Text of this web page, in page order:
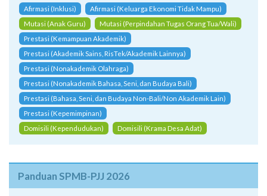
Afirmasi (Inklusi)
Afirmasi (Keluarga Ekonomi Tidak Mampu)
Mutasi (Anak Guru)
Mutasi (Perpindahan Tugas Orang Tua/Wali)
Prestasi (Kemampuan Akademik)
Prestasi (Akademik Sains, RisTek/Akademik Lainnya)
Prestasi (Nonakademik Olahraga)
Prestasi (Nonakademik Bahasa, Seni, dan Budaya Bali)
Prestasi (Bahasa, Seni, dan Budaya Non-Bali/Non Akademik Lain)
Prestasi (Kepemimpinan)
Domisili (Kependudukan)
Domisili (Krama Desa Adat)
Panduan SPMB-PJJ 2026